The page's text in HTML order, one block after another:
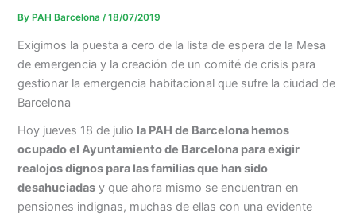
By PAH Barcelona/18/07/2019
Exigimos la puesta a cero de la lista de espera de la Mesa
de emergencia y la creación de un comité de crisis para
gestionar la emergencia habitacional que sufre la ciudad de
Barcelona
Hoy jueves 18 de julio la PAH de Barcelona hemos
ocupado el Ayuntamiento de Barcelona para exigir
realojos dignos para las familias que han sido
desahuciadas y que ahora mismo se encuentran en
pensiones indignas, muchas de ellas con una evidente